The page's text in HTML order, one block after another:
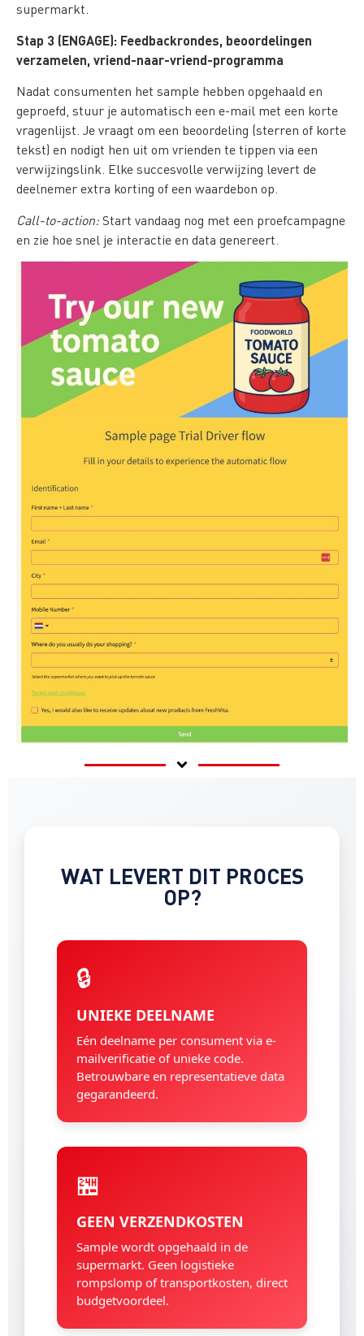
supermarkt.
Stap 3 (ENGAGE): Feedbackrondes, beoordelingen
verzamelen, vriend-naar-vriend-programma
Nadat consumenten het sample hebben opgehaald en
geproefd, stuur je automatisch een e-mail met een korte
vragenlijst. Je vraagt om een beoordeling (sterren of korte
tekst) en nodigt hen uit om vrienden te tippen via een
verwijzingslink. Elke succesvolle verwijzing levert de
deelnemer extra korting of een waardebon op.
Call-to-action: Start vandaag nog met een proefcampagne
en zie hoe snel je interactie en data genereert.
WAT LEVERT DIT PROCES
OP?​
🔒
UNIEKE DEELNAME
Eén deelname per consument via e-
mailverificatie of unieke code.
Betrouwbare en representatieve data
gegarandeerd.
🏪
GEEN VERZENDKOSTEN
Sample wordt opgehaald in de
supermarkt. Geen logistieke
rompslomp of transportkosten, direct
budgetvoordeel.